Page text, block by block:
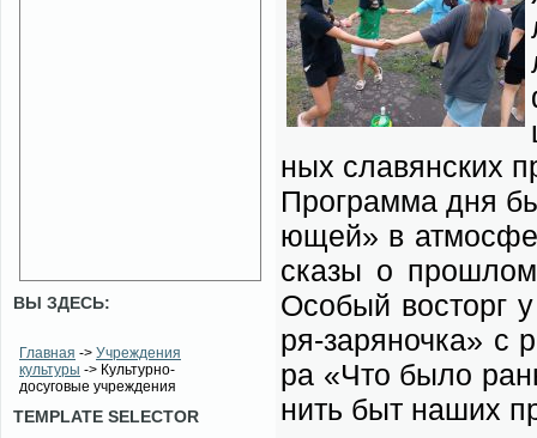
ВЫ ЗДЕСЬ:
Главная -> Учреждения
культуры -> Культурно-
досуговые учреждения
TEMPLATE SELECTOR
ных сла­вян­ских
Про­грам­ма дня
ю­щей» в
ска­зы о
Осо­бый вос­торг
ря-за­ря­ноч­ка» с
ра «Что бы­ло
нить быт на­ших